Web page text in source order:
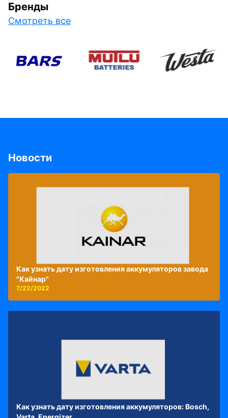
Бренды
Смотреть все
Новости
Как узнать дату изготовления аккумуляторов завода
"Кайнар"
7/22/2022
Как узнать дату изготовления аккумуляторов: Bosch,